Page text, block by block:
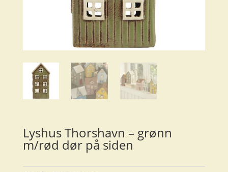
Lyshus Thorshavn – grønn
m/rød dør på siden